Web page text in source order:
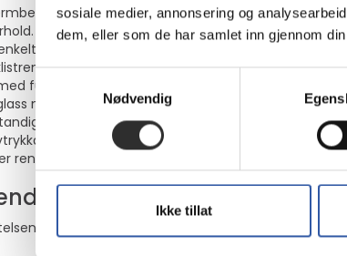
sosiale medier, annonsering og
dem, eller som de har samlet inn gjennom
Nødvendig
Ikke tillat
med full dekning fra ALLit Oy er
Denne beskyttelsen er laget av herdet glass
å holde skjermen ren og klar. Pakken
for å sikre en problemfri installasjon,
full dekning for bedre skjermbeskyttelse
med hardhet på 11H
og støtsikker
nanobelegg
rengjøringsservietter og installasjonstilbehør
beskyttelse
design med full dekning sikrer at alle